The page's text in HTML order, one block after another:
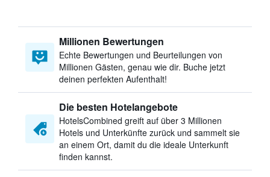
Millionen Bewertungen
Echte Bewertungen und Beurteilungen von
Millionen Gästen, genau wie dir. Buche jetzt
deinen perfekten Aufenthalt!
Die besten Hotelangebote
HotelsCombined greift auf über 3 Millionen
Hotels und Unterkünfte zurück und sammelt sie
an einem Ort, damit du die ideale Unterkunft
finden kannst.